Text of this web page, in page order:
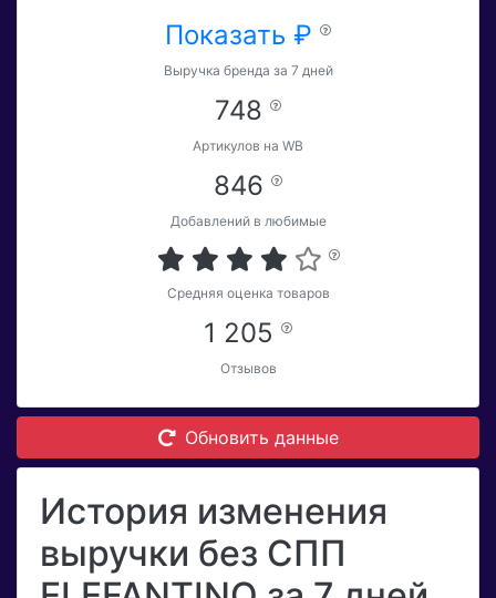
Показать ₽
Выручка бренда за 7 дней
748
Артикулов на WB
846
Добавлений в любимые
Средняя оценка товаров
1 205
Отзывов
Обновить данные
История изменения
выручки без СПП